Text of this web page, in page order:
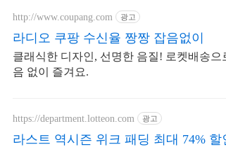
http://www.coupang.com 광고
라디오 쿠팡 수신율 짱짱 잡음없이
클래식한 디자인, 선명한 음질! 로켓배송
음 없이 즐겨요.
https://department.lotteon.com 광고
라스트 역시즌 위크 패딩 최대 74% 할